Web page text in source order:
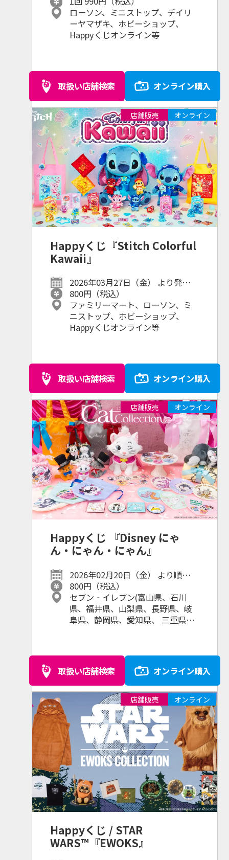
ローソン、ミニストップ、デイリ
ーヤマザキ、ホビーショップ、
Happyくじオンライン等
取扱い店舗検索 オンライン購入
Happyくじ『Stitch Colorful
Kawaii』
2026年03月27日（金） より発売予
定
800円（税込）
ファミリーマート、ローソン、ミ
ニストップ、ホビーショップ、
Happyくじオンライン等
店舗販売 オンライン
取扱い店舗検索 オンライン購入
Happyくじ 『Disney にゃ
ん・にゃん・にゃん』
2026年02月20日（金） より順次発
売予定
800円（税込）
セブン‐イレブン(富山県、石川
県、福井県、山梨県、長野県、岐
阜県、静岡県、愛知県、 三重県、
舗)、ミニストップ、イトーヨーカ
ドー、ドン・キホーテ、
TSUTAYA、古本市場、ブックオ
フ、Happyくじオンライン、その
他ホビーショップ、書店等
店舗販売 オンライン
取扱い店舗検索 オンライン購入
Happyくじ / STAR
WARS™『EWOKS』
店舗販売 オンライン